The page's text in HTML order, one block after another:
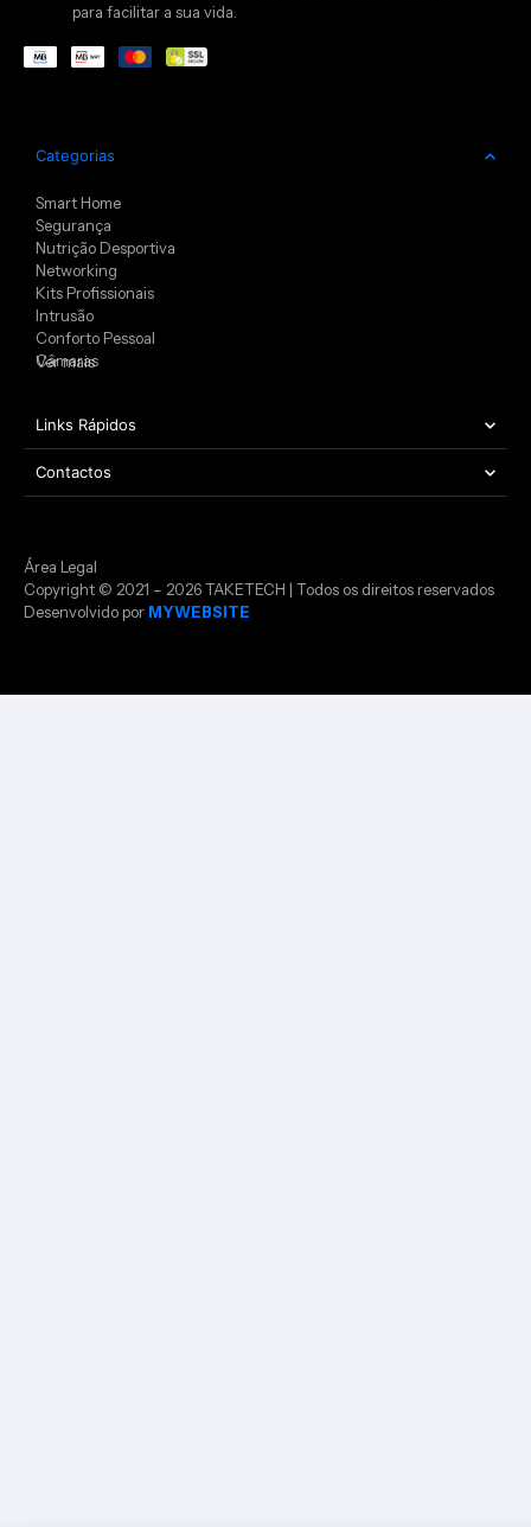
para facilitar a sua vida.
Categorias
Smart Home
Segurança
Nutrição Desportiva
Networking
Kits Profissionais
Intrusão
Conforto Pessoal
Câmaras
Ver mais
Links Rápidos
Contactos
Copyright © 2021 – 2026 TAKETECH | Todos os direitos reservados
Desenvolvido por MYWEBSITE
Área Legal